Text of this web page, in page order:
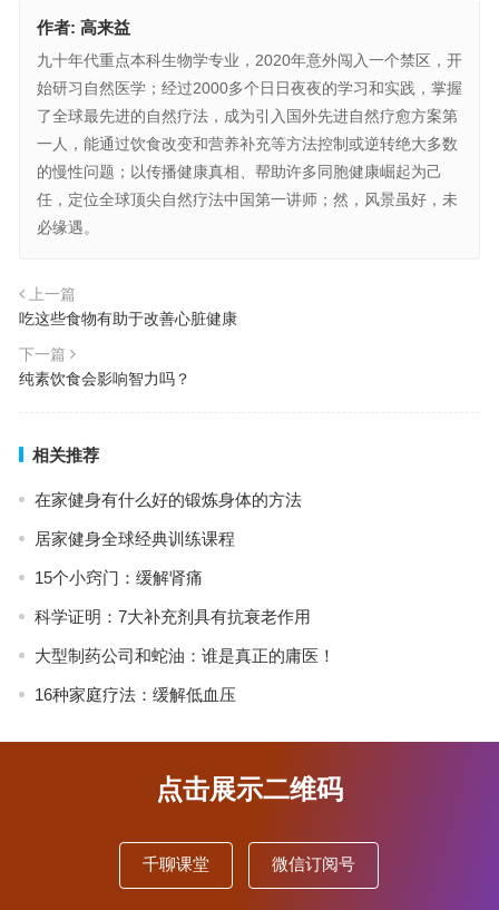
作者: 高来益
九十年代重点本科生物学专业，2020年意外闯入一个禁区，开
始研习自然医学；经过2000多个日日夜夜的学习和实践，掌握
了全球最先进的自然疗法，成为引入国外先进自然疗愈方案第
一人，能通过饮食改变和营养补充等方法控制或逆转绝大多数
的慢性问题；以传播健康真相、帮助许多同胞健康崛起为己
任，定位全球顶尖自然疗法中国第一讲师；然，风景虽好，未
必缘遇。
上一篇
吃这些食物有助于改善心脏健康
下一篇
纯素饮食会影响智力吗？
相关推荐
在家健身有什么好的锻炼身体的方法
居家健身全球经典训练课程
15个小窍门：缓解肾痛
科学证明：7大补充剂具有抗衰老作用
大型制药公司和蛇油：谁是真正的庸医！
16种家庭疗法：缓解低血压
点击展示二维码
千聊课堂 微信订阅号